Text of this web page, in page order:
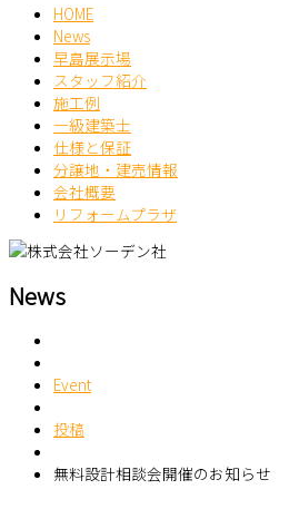
HOME
News
早島展示場
スタッフ紹介
施工例
一級建築士
仕様と保証
分譲地・建売情報
会社概要
リフォームプラザ
News
Event
投稿
無料設計相談会開催のお知らせ